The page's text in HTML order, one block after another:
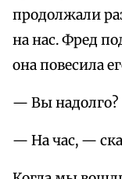
продолжали
на нас. Фред
она повесила
— Вы надолго?
— На час, —